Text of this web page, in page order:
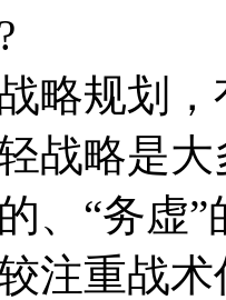
规划，
略是大
、“务虚
注重战